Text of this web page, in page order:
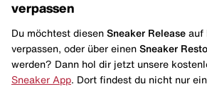
verpassen
Du möchtest diesen Sneaker Release auf
verpassen, oder über einen Sneaker
werden? Dann hol dir jetzt unsere
Sneaker App . Dort findest du nicht nur